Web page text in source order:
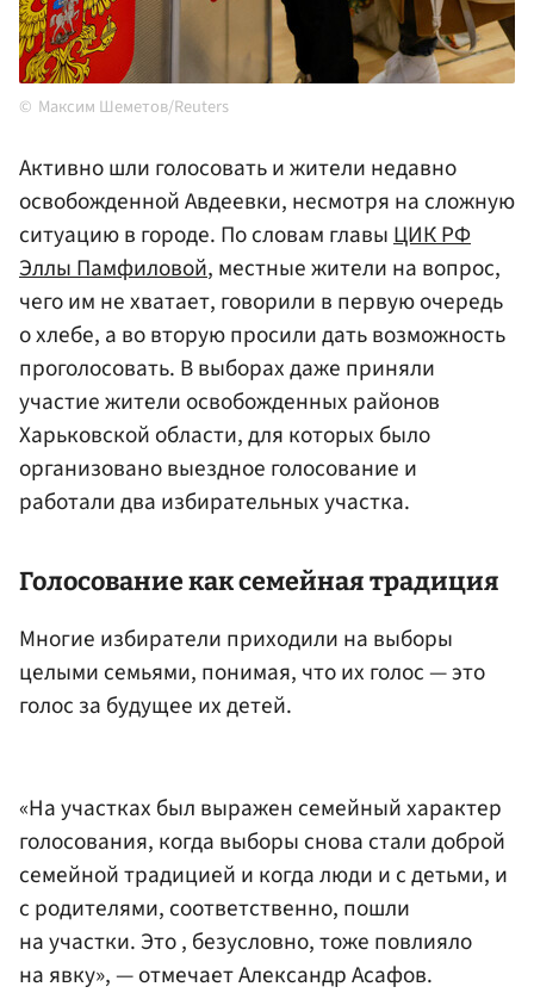
Максим Шеметов/Reuters
Активно шли голосовать и жители недавно
освобожденной Авдеевки, несмотря на сложную
ситуацию в городе. По словам главыЦИК РФ
Эллы Памфиловой, местные жители на вопрос,
чего им не хватает, говорили в первую очередь
о хлебе, а во вторую просили дать возможность
проголосовать. В выборах даже приняли
участие жители освобожденных районов
Харьковской области, для которых было
организовано выездное голосование и
работали два избирательных участка.
Голосование как семейная традиция
Многие избиратели приходили на выборы
целыми семьями, понимая, что их голос — это
голос за будущее их детей.
«На участках был выражен семейный характер
голосования, когда выборы снова стали доброй
семейной традицией и когда люди и с детьми, и
с родителями, соответственно, пошли
на участки. Это , безусловно, тоже повлияло
на явку», — отмечает Александр Асафов.